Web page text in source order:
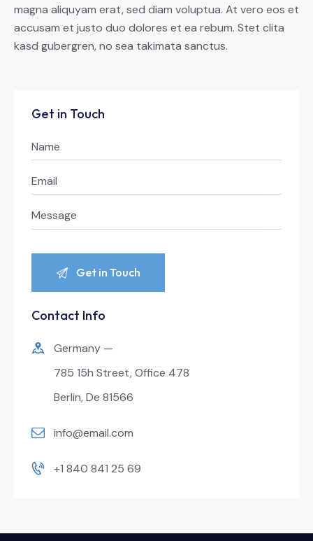
magna aliquyam erat, sed diam voluptua. At vero eos et
accusam et justo duo dolores et ea rebum. Stet clita
kasd gubergren, no sea takimata sanctus.
Get in Touch
Contact Info
Germany —
785 15h Street, Office 478
Berlin, De 81566
info@email.com
+1 840 841 25 69